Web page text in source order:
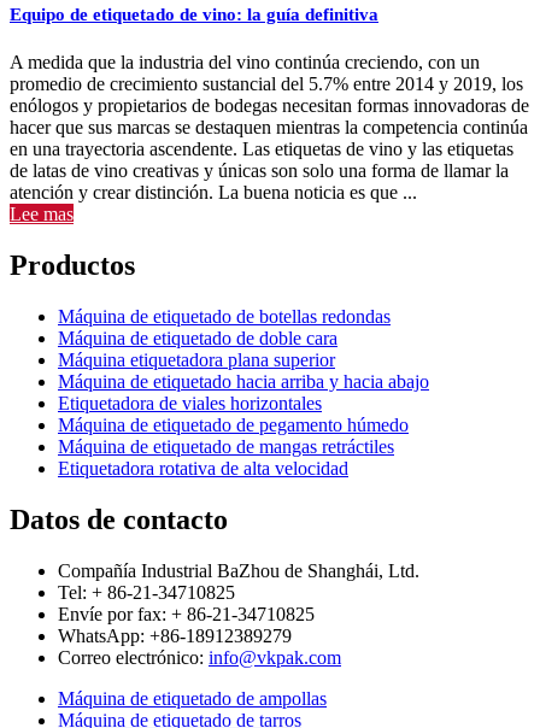
Equipo de etiquetado de vino: la guía definitiva
A medida que la industria del vino continúa creciendo, con un
promedio de crecimiento sustancial del 5.7% entre 2014 y 2019, los
enólogos y propietarios de bodegas necesitan formas innovadoras de
hacer que sus marcas se destaquen mientras la competencia continúa
en una trayectoria ascendente. Las etiquetas de vino y las etiquetas
de latas de vino creativas y únicas son solo una forma de llamar la
atención y crear distinción. La buena noticia es que ...
Lee mas
Productos
Máquina de etiquetado de botellas redondas
Máquina de etiquetado de doble cara
Máquina etiquetadora plana superior
Máquina de etiquetado hacia arriba y hacia abajo
Etiquetadora de viales horizontales
Máquina de etiquetado de pegamento húmedo
Máquina de etiquetado de mangas retráctiles
Etiquetadora rotativa de alta velocidad
Datos de contacto
Compañía Industrial BaZhou de Shanghái, Ltd.
Tel: + 86-21-34710825
Envíe por fax: + 86-21-34710825
WhatsApp: +86-18912389279
Correo electrónico: info@vkpak.com
Máquina de etiquetado de ampollas
Máquina de etiquetado de tarros